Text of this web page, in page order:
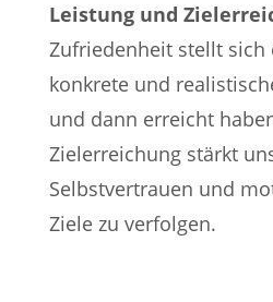
Leistung und
Zufriedenheit stellt sich
konkrete und
und dann erreicht
Zielerreichung stärkt
Selbstvertrauen und
Ziele zu verfolgen.